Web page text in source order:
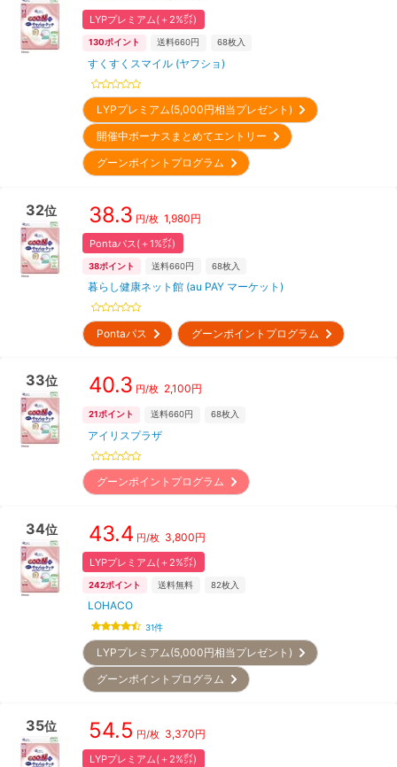
LYPプレミアム(＋2%㌽)
130ポイント 送料660円 68枚入
すくすくスマイル (ヤフショ)
LYPプレミアム(5,000円相当プレゼント)
開催中ボーナスまとめてエントリー
グーンポイントプログラム
32位 38.3 円/枚 1,980円
Pontaパス(＋1%㌽)
38ポイント 送料660円 68枚入
暮らし健康ネット館 (au PAY マーケット)
Pontaパス グーンポイントプログラム
33位 40.3 円/枚 2,100円
21ポイント 送料660円 68枚入
アイリスプラザ
グーンポイントプログラム
34位 43.4 円/枚 3,800円
LYPプレミアム(＋2%㌽)
242ポイント 送料無料 82枚入
LOHACO
31件
LYPプレミアム(5,000円相当プレゼント)
グーンポイントプログラム
35位 54.5 円/枚 3,370円
LYPプレミアム(＋2%㌽)